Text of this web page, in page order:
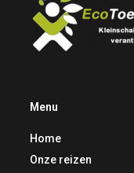
Menu
Home
Onze reizen